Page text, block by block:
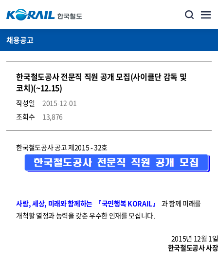
채용공고
한국철도공사 전문직 직원 공개 모집(사이클단 감독 및
코치)(~12.15)
작성일
2015-12-01
조회수
13,876
코레일소개_경영공시_채용공고 상세보기 – 내용, 파일, 담당자 연락처로 구성
한국철도공사 공고 제2015 - 32호
사람, 세상, 미래와 함께하는 『국민행복 KORAIL』
과 함께 미래를
개척할 열정과 능력을 갖춘 우수한 인재를 모십니다.
2015년 12월 1일
한국철도공사 사장